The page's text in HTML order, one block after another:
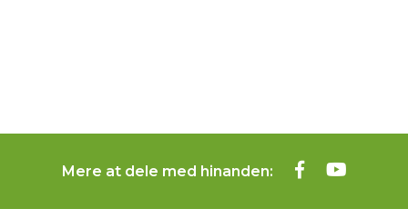
Mere at dele med hinanden: